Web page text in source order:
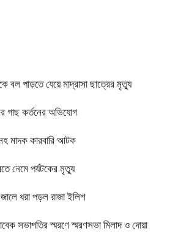
বল পাড়তে যেয়ে মাদ্রাসা ছাত্রের মৃত্যু
গাছ কর্তনের অভিযোগ
মাদক কারবারি আটক
নেমে পর্যটকের মৃত্যু
ধরা পড়ল রাজা ইলিশ
সভাপতির স্মরণে স্মরণসভা মিলাদ ও দোয়া